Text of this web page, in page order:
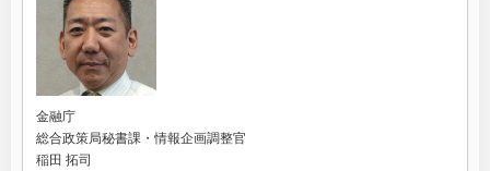
金融庁
総合政策局秘書課・情報企画調整官
稲田 拓司